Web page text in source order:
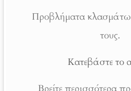
Προβλήματα κλασμάτων
τους.
Κατεβάστε το